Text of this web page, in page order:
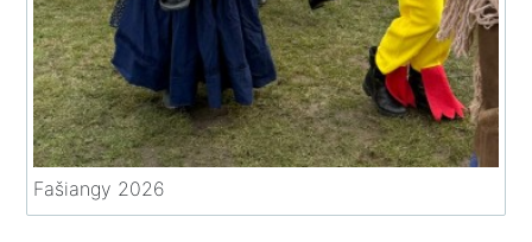
Fašiangy 2026